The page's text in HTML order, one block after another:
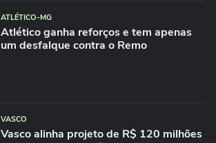
ATLÉTICO-MG
Atlético ganha reforços e tem apenas
um desfalque contra o Remo
VASCO
Vasco alinha projeto de R$ 120 milhões